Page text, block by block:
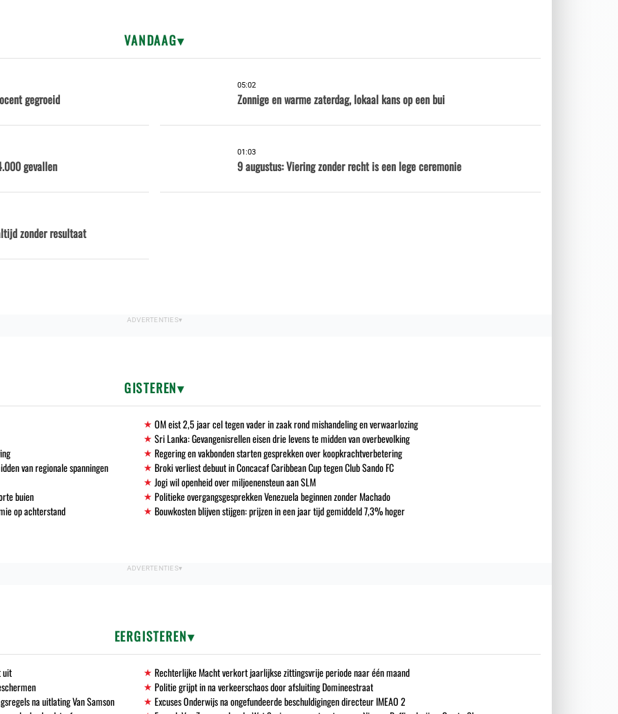
VANDAAG
gegroeid
05:02
Zonnige en warme zaterdag, lokaal kans op een bui
gevallen
01:03
9 augustus: Viering zonder recht is een lege ceremonie
zonder resultaat
GISTEREN
OM eist 2,5 jaar cel tegen vader in zaak rond mishandeling en verwaarlozing
Sri Lanka: Gevangenisrellen eisen drie levens te midden van overbevolking
Regering en vakbonden starten gesprekken over koopkrachtverbetering
van regionale spanningen
Broki verliest debuut in Concacaf Caribbean Cup tegen Club Sando FC
Jogi wil openheid over miljoenensteun aan SLM
buien
Politieke overgangsgesprekken Venezuela beginnen zonder Machado
op achterstand
Bouwkosten blijven stijgen: prijzen in een jaar tijd gemiddeld 7,3% hoger
EERGISTEREN
uit
Rechterlijke Macht verkort jaarlijkse zittingsvrije periode naar één maand
Politie grijpt in na verkeerschaos door afsluiting Domineestraat
na uitlating Van Samson
Excuses Onderwijs na ongefundeerde beschuldigingen directeur IMEAO 2